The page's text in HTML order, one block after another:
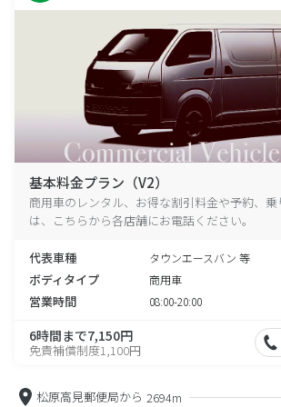
基本料金プラン（V2）
商用車のレンタル、お得な割引料金や予約、
は、こちらから各店舗にお電話ください。
代表車種 タウンエースバン 等
ボディタイプ 商用車
営業時間 08:00-20:00
6時間まで7,150円
免責補償制度1,100円
松原高見郵便局から 2694m